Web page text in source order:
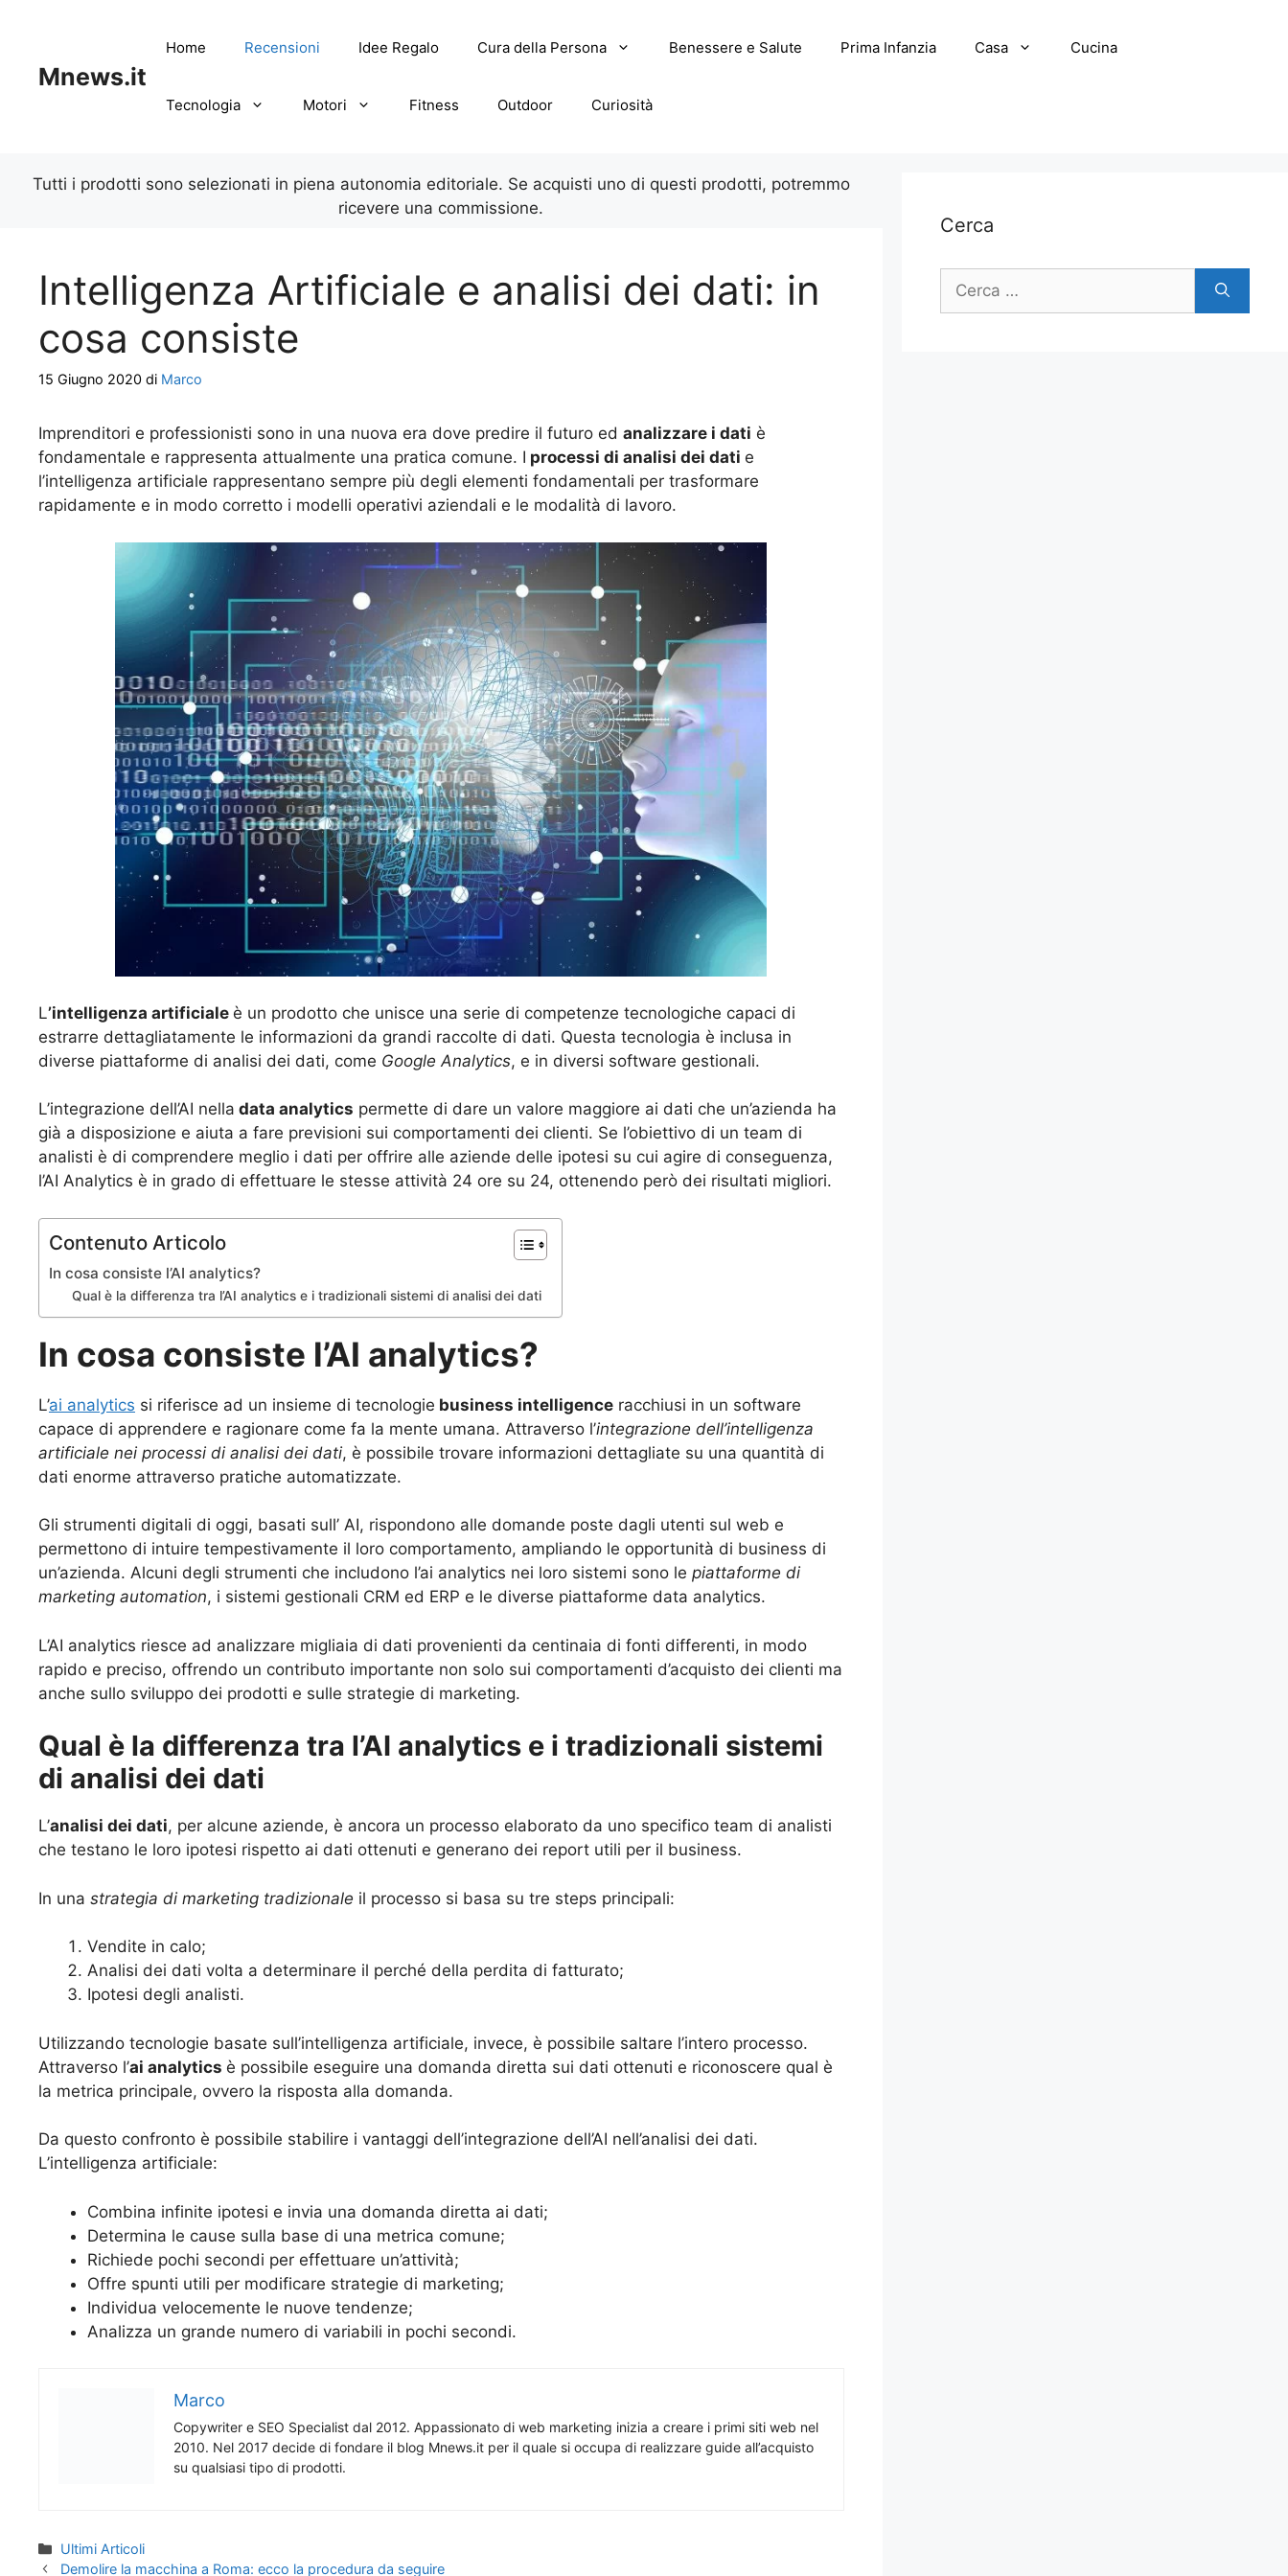
Mnews.it
Home Recensioni Idee Regalo Cura della Persona Benessere e Salute Prima Infanzia Casa Cucina
Tecnologia Motori Fitness Outdoor Curiosità
Tutti i prodotti sono selezionati in piena autonomia editoriale. Se acquisti uno di questi prodotti, potremmo
ricevere una commissione.
Intelligenza Artificiale e analisi dei dati: in
cosa consiste
15 Giugno 2020 di Marco
Imprenditori e professionisti sono in una nuova era dove predire il futuro ed analizzare i dati è
fondamentale e rappresenta attualmente una pratica comune. I processi di analisi dei dati e
l’intelligenza artificiale rappresentano sempre più degli elementi fondamentali per trasformare
rapidamente e in modo corretto i modelli operativi aziendali e le modalità di lavoro.
L’intelligenza artificiale è un prodotto che unisce una serie di competenze tecnologiche capaci di
estrarre dettagliatamente le informazioni da grandi raccolte di dati. Questa tecnologia è inclusa in
diverse piattaforme di analisi dei dati, come Google Analytics, e in diversi software gestionali.
L’integrazione dell’AI nella data analytics permette di dare un valore maggiore ai dati che un’azienda ha
già a disposizione e aiuta a fare previsioni sui comportamenti dei clienti. Se l’obiettivo di un team di
analisti è di comprendere meglio i dati per offrire alle aziende delle ipotesi su cui agire di conseguenza,
l’AI Analytics è in grado di effettuare le stesse attività 24 ore su 24, ottenendo però dei risultati migliori.
Contenuto Articolo
In cosa consiste l’AI analytics?
Qual è la differenza tra l’AI analytics e i tradizionali sistemi di analisi dei dati
In cosa consiste l’AI analytics?
L’ai analytics si riferisce ad un insieme di tecnologie business intelligence racchiusi in un software
capace di apprendere e ragionare come fa la mente umana. Attraverso l’integrazione dell’intelligenza
artificiale nei processi di analisi dei dati, è possibile trovare informazioni dettagliate su una quantità di
dati enorme attraverso pratiche automatizzate.
Gli strumenti digitali di oggi, basati sull’ AI, rispondono alle domande poste dagli utenti sul web e
permettono di intuire tempestivamente il loro comportamento, ampliando le opportunità di business di
un’azienda. Alcuni degli strumenti che includono l’ai analytics nei loro sistemi sono le piattaforme di
marketing automation, i sistemi gestionali CRM ed ERP e le diverse piattaforme data analytics.
L’AI analytics riesce ad analizzare migliaia di dati provenienti da centinaia di fonti differenti, in modo
rapido e preciso, offrendo un contributo importante non solo sui comportamenti d’acquisto dei clienti ma
anche sullo sviluppo dei prodotti e sulle strategie di marketing.
Qual è la differenza tra l’AI analytics e i tradizionali sistemi
di analisi dei dati
L’analisi dei dati, per alcune aziende, è ancora un processo elaborato da uno specifico team di analisti
che testano le loro ipotesi rispetto ai dati ottenuti e generano dei report utili per il business.
In una strategia di marketing tradizionale il processo si basa su tre steps principali:
Vendite in calo;
Analisi dei dati volta a determinare il perché della perdita di fatturato;
Ipotesi degli analisti.
Utilizzando tecnologie basate sull’intelligenza artificiale, invece, è possibile saltare l’intero processo.
Attraverso l’ai analytics è possibile eseguire una domanda diretta sui dati ottenuti e riconoscere qual è
la metrica principale, ovvero la risposta alla domanda.
Da questo confronto è possibile stabilire i vantaggi dell’integrazione dell’AI nell’analisi dei dati.
L’intelligenza artificiale:
Combina infinite ipotesi e invia una domanda diretta ai dati;
Determina le cause sulla base di una metrica comune;
Richiede pochi secondi per effettuare un’attività;
Offre spunti utili per modificare strategie di marketing;
Individua velocemente le nuove tendenze;
Analizza un grande numero di variabili in pochi secondi.
Marco
Copywriter e SEO Specialist dal 2012. Appassionato di web marketing inizia a creare i primi siti web nel
2010. Nel 2017 decide di fondare il blog Mnews.it per il quale si occupa di realizzare guide all’acquisto
su qualsiasi tipo di prodotti.
Categorie
Ultimi Articoli
Demolire la macchina a Roma: ecco la procedura da seguire
Cerca
Ricerca